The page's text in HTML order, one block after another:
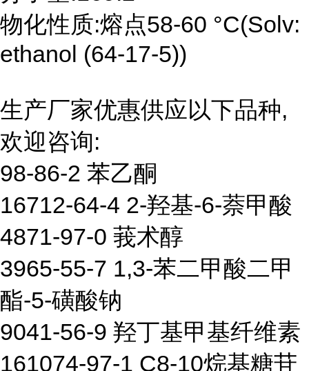
物化性质:熔点58-60 °C(Solv:
ethanol (64-17-5))
生产厂家优惠供应以下品种,
欢迎咨询:
98-86-2 苯乙酮
16712-64-4 2-羟基-6-萘甲酸
4871-97-0 莪术醇
3965-55-7 1,3-苯二甲酸二甲
酯-5-磺酸钠
9041-56-9 羟丁基甲基纤维素
161074-97-1 C8-10烷基糖苷